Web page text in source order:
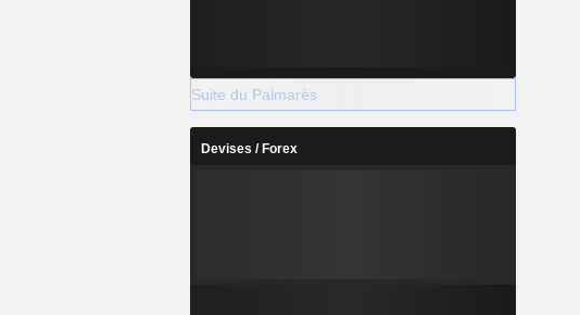
Suite du Palmarès
Devises / Forex